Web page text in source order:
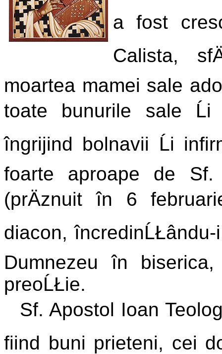
a fost
Calista,
moartea mamei sale
toate bunurile sale Ĺi
îngrijind bolnavii Ĺi
foarte aproape de Sf.
(prÄznuit în 6
diacon, încredinĹŁându-
Dumnezeu în
preoĹŁie.
Sf. Apostol Ioan
fiind buni prieteni, cei